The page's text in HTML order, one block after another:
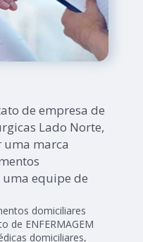
de empresa de
Lado Norte,
uma marca
equipe de
domiciliares
de ENFERMAGEM
domiciliares,